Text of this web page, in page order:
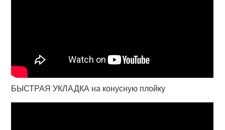
БЫСТРАЯ УКЛАДКА на конусную плойку